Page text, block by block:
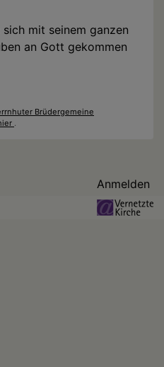
mit seinem ganzen
an Gott gekommen
Brüdergemeine
.
Anmelden